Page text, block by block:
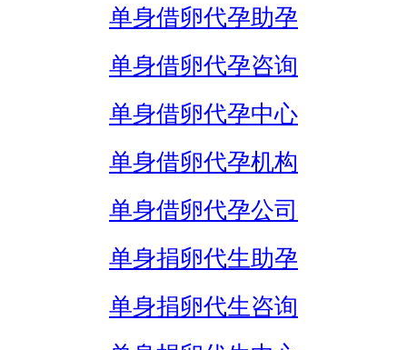
单身借卵代孕助孕
单身借卵代孕咨询
单身借卵代孕中心
单身借卵代孕机构
单身借卵代孕公司
单身捐卵代生助孕
单身捐卵代生咨询